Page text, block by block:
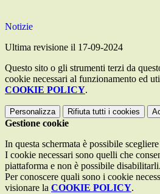
Notizie
Ultima revisione il 17-09-2024
Questo sito o gli strumenti terzi da
cookie necessari al funzionamento ed
COOKIE POLICY.
Personalizza Rifiuta tutti i cookies
Gestione cookie
In questa schermata è possibile
I cookie necessari sono quelli che
piattaforma e non è possibile disabilitarli.
Per conoscere quali sono i cookie
visionare la COOKIE POLICY.